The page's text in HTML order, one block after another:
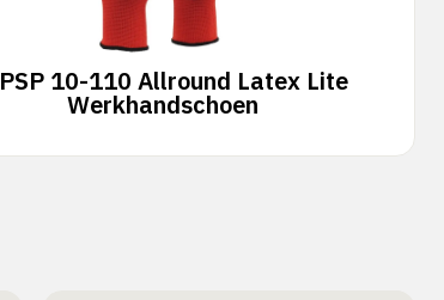
PSP 10-110 Allround Latex Lite
Werkhandschoen